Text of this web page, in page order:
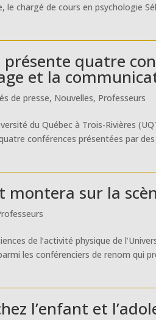
chargé de cours en psychologie
présente quatre
et la
de presse, Nouvelles, Professeurs
du Québec à Trois-Rivières
conférences présentées par
montera sur la
de l’activité physique de
les conférenciers de renom qui
l’enfant et